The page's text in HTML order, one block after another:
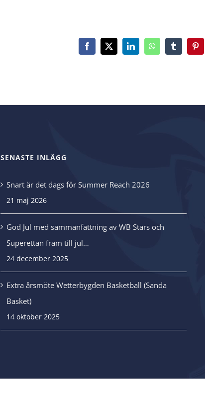
Facebook
X LinkedInWhatsAppTumblr
SENASTE INLÄGG
Snart är det dags för Summer Reach 2026
21 maj 2026
God Jul med sammanfattning av WB Stars och
Superettan fram till jul…
24 december 2025
Extra årsmöte Wetterbygden Basketball (Sanda
Basket)
14 oktober 2025